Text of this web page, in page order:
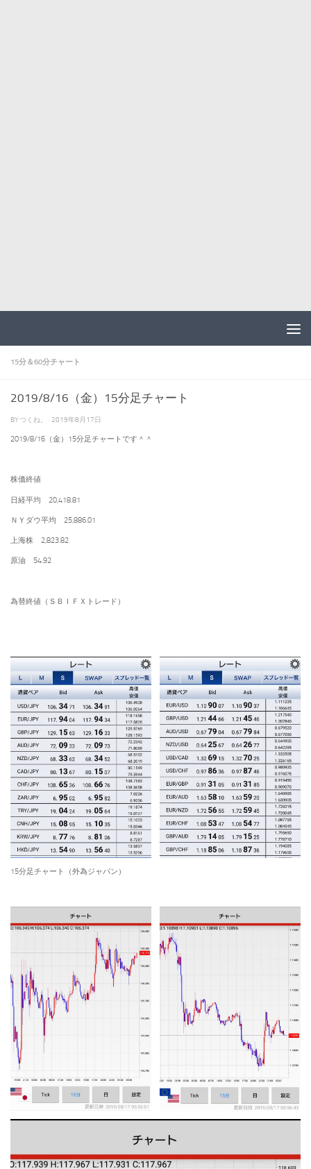
15分＆60分チャート
2019/8/16（金）15分足チャート
BYつくね。 · 2019年8月17日
2019/8/16（金）15分足チャートです＾＾
株価終値
日経平均 20,418.81
ＮＹダウ平均 25,886.01
上海株 2,823.82
原油 54.92
為替終値（ＳＢＩＦＸトレード）
15分足チャート（外為ジャパン）